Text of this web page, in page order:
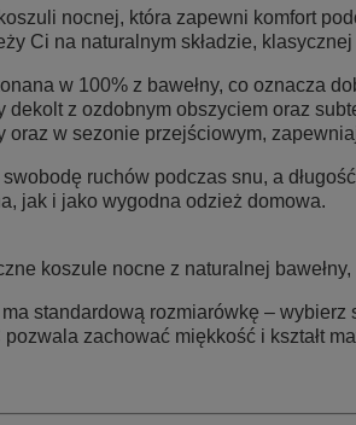
nocnej, która zapewni komfort
Ci na naturalnym składzie,
w 100% z bawełny, co oznacza
dekolt z ozdobnym obszyciem oraz
oraz w sezonie przejściowym,
ruchów podczas snu, a
jak i jako wygodna odzież domowa.
koszule nocne z naturalnej
standardową rozmiarówkę – wybierz
pozwala zachować miękkość i kształt